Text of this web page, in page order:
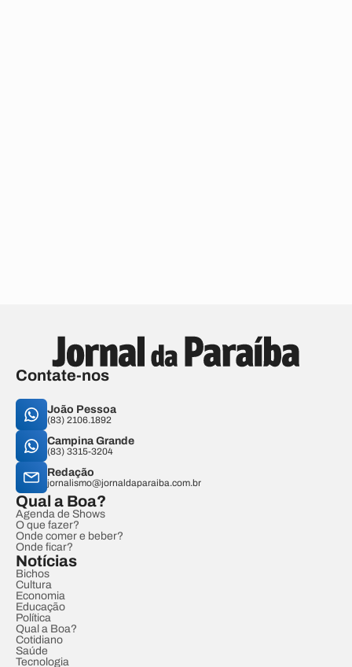
Contate-nos
João Pessoa
(83) 2106.1892
Campina Grande
(83) 3315-3204
Redação
jornalismo@jornaldaparaiba.com.br
Qual a Boa?
Agenda de Shows
O que fazer?
Onde comer e beber?
Onde ficar?
Notícias
Bichos
Cultura
Economia
Educação
Política
Qual a Boa?
Cotidiano
Saúde
Tecnologia